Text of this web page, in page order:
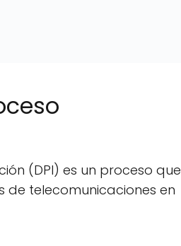
(DPI) es un proceso que
de telecomunicaciones en